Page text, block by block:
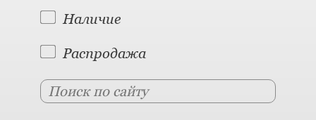
Наличие
Распродажа